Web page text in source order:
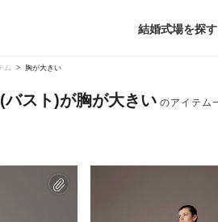
結婚式場を探す
Dress
ウエディングドレス
（メーカー直
ム 胸が大きい
バスト)が胸が大きい